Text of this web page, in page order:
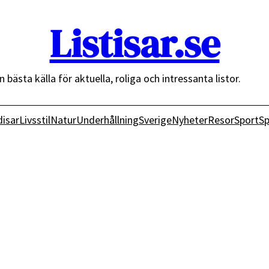
Listisar.se
bästa källa för aktuella, roliga och intressanta listor.
LivsstilNaturUnderhållningSverigeNyheterResorSport